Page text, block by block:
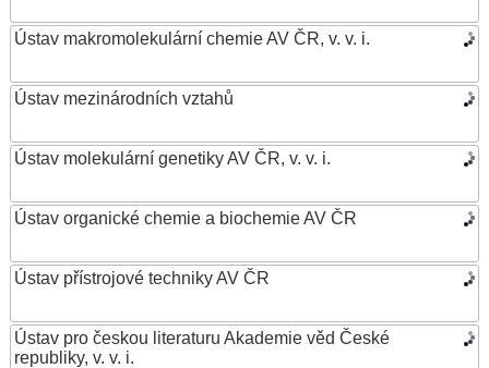
Ústav makromolekulární chemie AV ČR, v. v. i.
Ústav mezinárodních vztahů
Ústav molekulární genetiky AV ČR, v. v. i.
Ústav organické chemie a biochemie AV ČR
Ústav přístrojové techniky AV ČR
Ústav pro českou literaturu Akademie věd České
republiky, v. v. i.